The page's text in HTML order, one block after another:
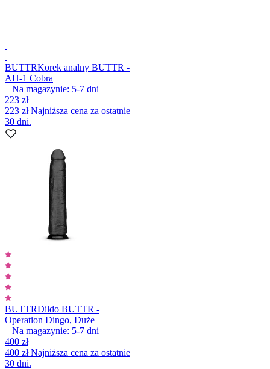
BUTTRKorek analny BUTTR -
AH-1 Cobra
Na magazynie: 5-7 dni
223 zł
223 złNajniższa cena za ostatnie
30 dni.
BUTTRDildo BUTTR -
Operation Dingo, Duże
Na magazynie: 5-7 dni
400 zł
400 złNajniższa cena za ostatnie
30 dni.